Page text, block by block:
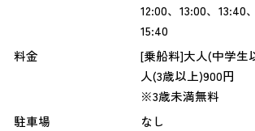
12:00、13:00、13:40
15:40
料金
[乗船料]大人(中学生
人(3歳以上)900円
※3歳未満無料
駐車場
なし